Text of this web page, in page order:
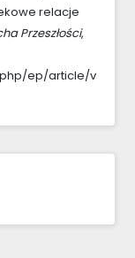
relacje
Przeszłości,
ep/article/v